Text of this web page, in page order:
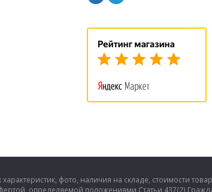
фото, наличия на складе, стоимости
определяемой положениями Статьи 437(2)